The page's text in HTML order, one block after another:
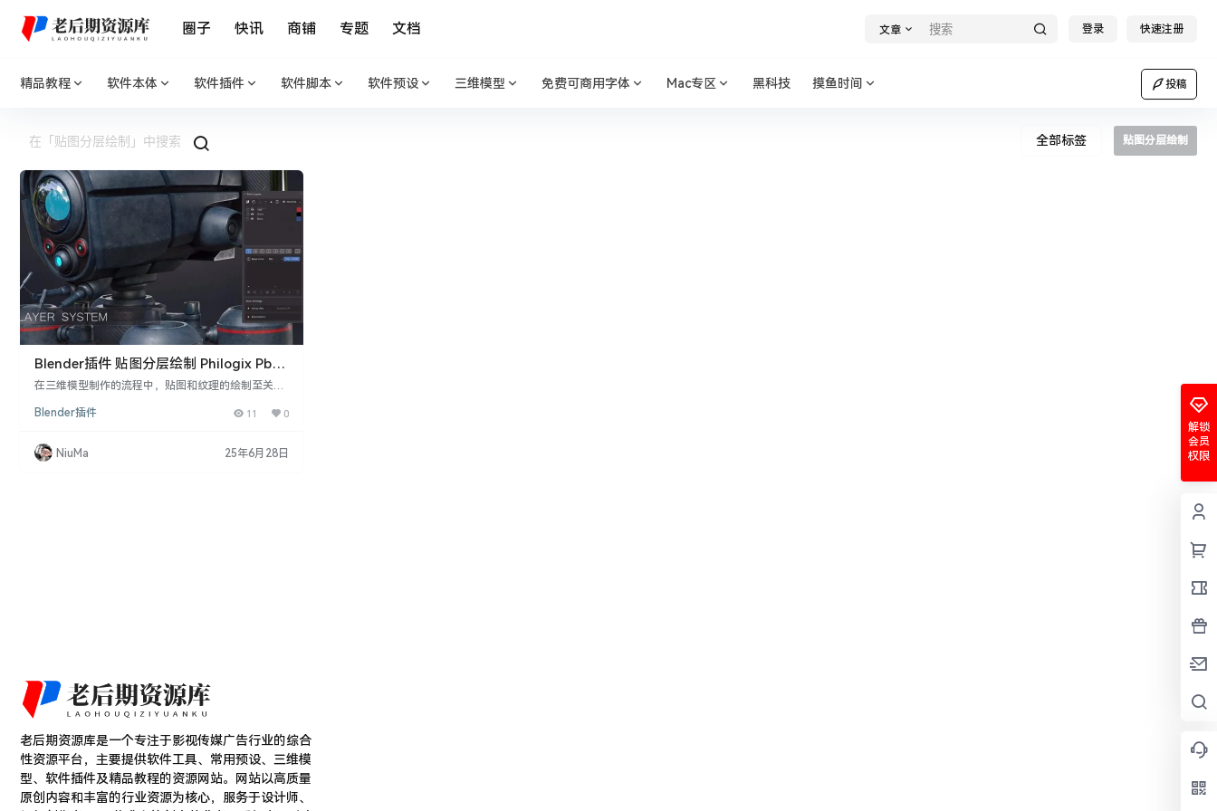
圈子 快讯 商铺 专题 文档 文章 登录 快速注册
精品教程 软件本体 软件插件 软件脚本 软件预设 三维模型 免费可商用字体 Mac专区 黑科技 摸鱼时间 投稿
全部标签 贴图分层绘制
Blender插件 贴图分层绘制 Philogix Pbr
Painter V4.0
在三维模型制作的流程中，贴图和纹理的绘制至关重
打造的贴图分层绘制插件，它允许用户直接在Blende
Painter和Photoshop的分层工作流程。这款插件不
仅简化了纹理创作的流程，还增加了对PBR（Physic
Blender插件 11 0
NiuMa 25年6月28日
解锁
会员
权限
老后期资源库是一个专注于影视传媒广告行业的综合
性资源平台，主要提供软件工具、常用预设、三维模
型、软件插件及精品教程的资源网站。网站以高质量
原创内容和丰富的行业资源为核心，服务于设计师、